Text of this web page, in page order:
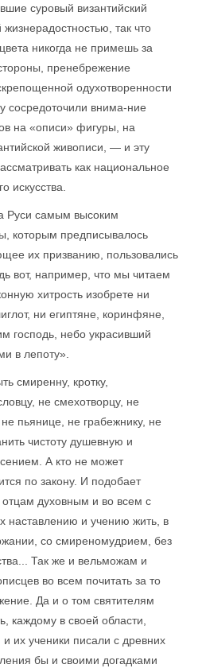
суровый византийский
так что
никогда не примешь за
пренебрежение
одухотворенности
сосредоточили внима-ние
на «описи» фигуры, на
живописи, — и эту
как национальное
искусства.
Руси самым высоким
которым предписывалось
их призванию, пользовались
вот, например, что мы читаем
хитрость изобрете ни
ни египтяне, коринфяне,
господь, небо украсивший
в лепоту».
смиренну, кротку,
не смехотворцу, не
пьянице, не грабежнику, не
чистоту душевную и
А кто не может
по закону. И подобает
духовным и во всем с
наставлению и учению жить, в
со смиреномудрием, без
Так же и вельможам и
во всем почитать за то
Да и о том святителям
каждому в своей области,
их ученики писали с древних
бы и своими догадками